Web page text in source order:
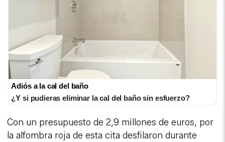
Adiós a la cal del baño
¿Y si pudieras eliminar la cal del baño sin esfuerzo?
Con un presupuesto de 2,9 millones de euros, por
la alfombra roja de esta cita desfilaron durante